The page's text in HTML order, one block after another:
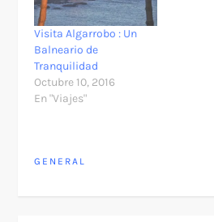
Visita Algarrobo : Un
Balneario de
Tranquilidad
Octubre 10, 2016
En "Viajes"
GENERAL